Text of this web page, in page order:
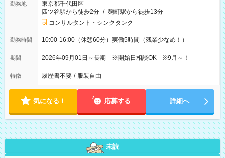
勤務地
東京都千代田区
四ツ谷駅から徒歩2分 / 麹町駅から徒歩13分
コンサルタント・シンクタンク
勤務時間 10:00-16:00（休憩60分）実働5時間（残業少なめ！）
期間 2026年09月01日～長期 ※開始日相談OK ※9月～！
特徴 履歴書不要 / 服装自由
気になる！ 応募する 詳細へ
未読